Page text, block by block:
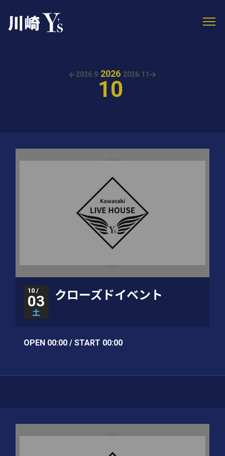
2026.9 2026
10
2026.11
10 /
03
土
クローズドイベント
OPEN 00:00 / START 00:00